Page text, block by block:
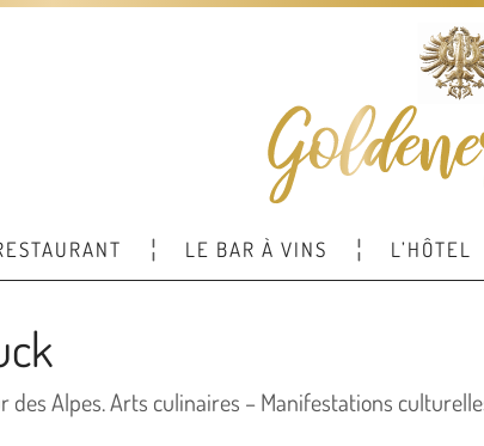
LE BAR À VINS L’HÔTEL
Alpes. Arts culinaires – Manifestations